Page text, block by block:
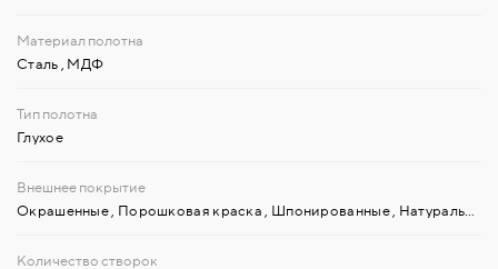
Сталь МДФ
Глухое
Окрашенные Порошковая краска Шпонированные Натуральный шпон